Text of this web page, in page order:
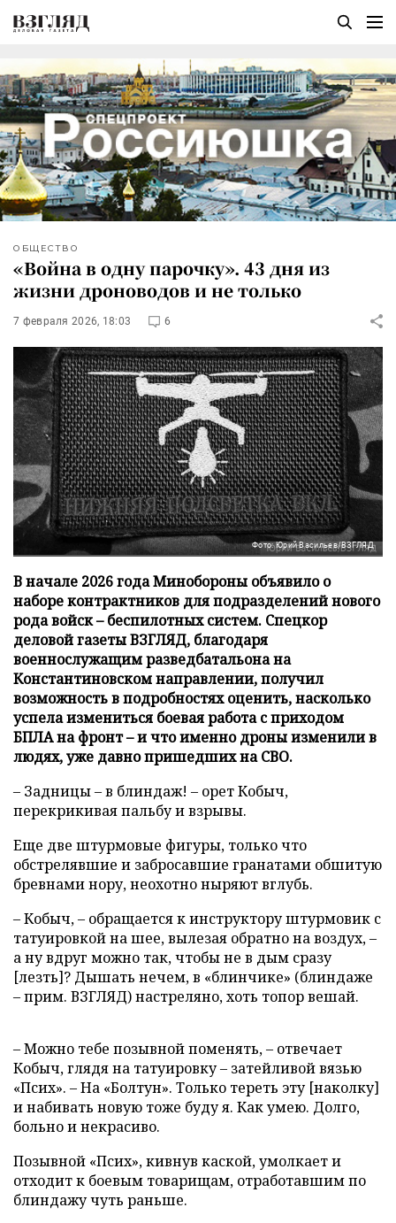
ОБЩЕСТВО
«Война в одну парочку». 43 дня из
жизни дроноводов и не только
7 февраля 2026, 18:03 6
Фото: Юрий Васильев/ВЗГЛЯД
В начале 2026 года Минобороны объявило о
наборе контрактников для подразделений нового
рода войск – беспилотных систем. Спецкор
деловой газеты ВЗГЛЯД, благодаря
военнослужащим разведбатальона на
Константиновском направлении, получил
возможность в подробностях оценить, насколько
успела измениться боевая работа с приходом
БПЛА на фронт – и что именно дроны изменили в
людях, уже давно пришедших на СВО.
– Задницы – в блиндаж! – орет Кобыч,
перекрикивая пальбу и взрывы.
Еще две штурмовые фигуры, только что
обстрелявшие и забросавшие гранатами обшитую
бревнами нору, неохотно ныряют вглубь.
– Кобыч, – обращается к инструктору штурмовик с
татуировкой на шее, вылезая обратно на воздух, –
а ну вдруг можно так, чтобы не в дым сразу
[лезть]? Дышать нечем, в «блинчике» (блиндаже
– прим. ВЗГЛЯД) настреляно, хоть топор вешай.
– Можно тебе позывной поменять, – отвечает
Кобыч, глядя на татуировку – затейливой вязью
«Псих». – На «Болтун». Только тереть эту [наколку]
и набивать новую тоже буду я. Как умею. Долго,
больно и некрасиво.
Позывной «Псих», кивнув каской, умолкает и
отходит к боевым товарищам, отработавшим по
блиндажу чуть раньше.